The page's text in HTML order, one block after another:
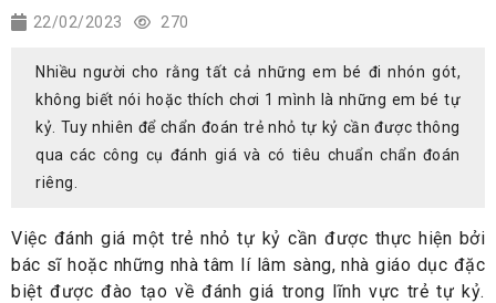
22/02/2023 270
Nhiều người cho rằng tất cả những em bé đi nhón gót,
không biết nói hoặc thích chơi 1 mình là những em bé tự
kỷ. Tuy nhiên để chẩn đoán trẻ nhỏ tự kỷ cần được thông
qua các công cụ đánh giá và có tiêu chuẩn chẩn đoán
riêng.
Việc đánh giá một trẻ nhỏ tự kỷ cần được thực hiện bởi
bác sĩ hoặc những nhà tâm lí lâm sàng, nhà giáo dục đặc
biệt được đào tạo về đánh giá trong lĩnh vực trẻ tự kỷ.